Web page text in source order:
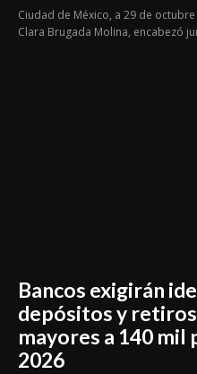
Ciudad de México, a 29 de
Clara Brugada Molina, encabezó
Bancos exigirán
depósitos y
mayores a 140 mil
2026